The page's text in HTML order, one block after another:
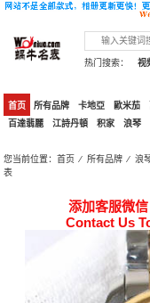
热门搜索：
视
首页 所有品牌 卡地亞 歐米茄
百達翡麗
江詩丹頓 积家 浪琴
您当前位置：首页 ⁄所有品牌 ⁄浪
表
添加客服微
Contact Us